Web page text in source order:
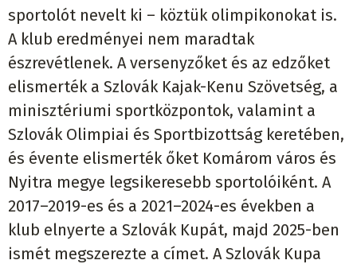
sportolót nevelt ki – köztük olimpikonokat is.
A klub eredményei nem maradtak
észrevétlenek. A versenyzőket és az edzőket
elismerték a Szlovák Kajak-Kenu Szövetség, a
minisztériumi sportközpontok, valamint a
Szlovák Olimpiai és Sportbizottság keretében,
és évente elismerték őket Komárom város és
Nyitra megye legsikeresebb sportolóiként. A
2017–2019-es és a 2021–2024-es években a
klub elnyerte a Szlovák Kupát, majd 2025-ben
ismét megszerezte a címet. A Szlovák Kupa